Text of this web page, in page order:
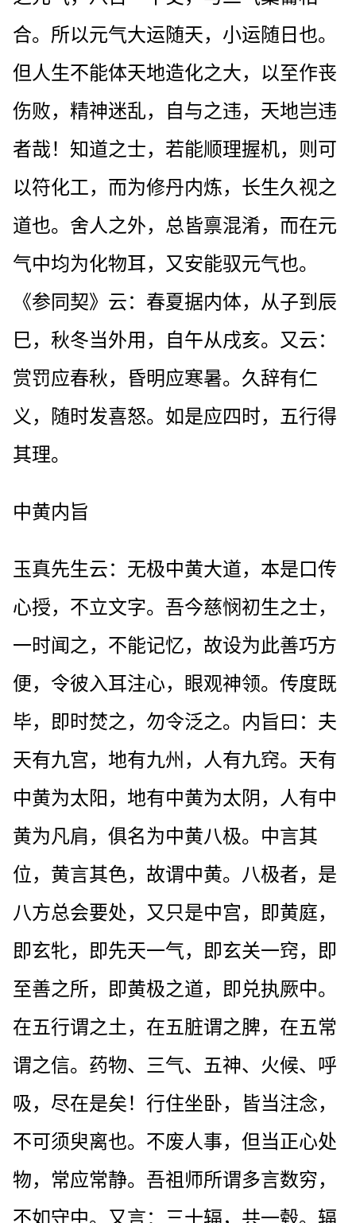
合。所以元气大运随天，小运随日也。
但人生不能体天地造化之大，以至作丧
伤败，精神迷乱，自与之违，天地岂违
者哉！知道之士，若能顺理握机，则可
以符化工，而为修丹内炼，长生久视之
道也。舍人之外，总皆禀混淆，而在元
气中均为化物耳，又安能驭元气也。
《参同契》云：春夏据内体，从子到辰
巳，秋冬当外用，自午从戌亥。又云：
赏罚应春秋，昏明应寒暑。久辞有仁
义，随时发喜怒。如是应四时，五行得
其理。
中黄内旨
玉真先生云：无极中黄大道，本是口传
心授，不立文字。吾今慈悯初生之士，
一时闻之，不能记忆，故设为此善巧方
便，令彼入耳注心，眼观神领。传度既
毕，即时焚之，勿令泛之。内旨曰：夫
天有九宫，地有九州，人有九窍。天有
中黄为太阳，地有中黄为太阴，人有中
黄为凡肩，俱名为中黄八极。中言其
位，黄言其色，故谓中黄。八极者，是
八方总会要处，又只是中宫，即黄庭，
即玄牝，即先天一气，即玄关一窍，即
至善之所，即黄极之道，即兑执厥中。
在五行谓之土，在五脏谓之脾，在五常
谓之信。药物、三气、五神、火候、呼
吸，尽在是矣！行住坐卧，皆当注念，
不可须臾离也。不废人事，但当正心处
物，常应常静。吾祖师所谓多言数穷，
不如守中。又言：三十辐，共一毂。辐